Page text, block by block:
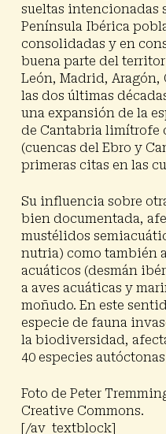
sueltas intencionadas
Península Ibérica
consolidadas y en
buena parte del
León, Madrid, Aragón,
las dos últimas
una expansión de la
de Cantabria limítrofe
(cuencas del Ebro y
primeras citas en las
Su influencia sobre
bien documentada,
mustélidos
nutria) como también
acuáticos (desmán
a aves acuáticas y
moñudo. En este
especie de fauna
la biodiversidad,
40 especies
Foto de Peter
Creative Commons.
[/av_textblock]